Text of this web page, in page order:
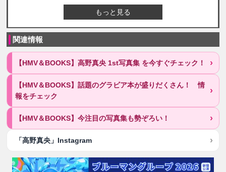
もっと見る
関連情報
【HMV＆BOOKS】高野真央 1st写真集 を今すぐチェック！
【HMV＆BOOKS】話題のグラビア本が盛りだくさん！ 情
報をチェック
【HMV＆BOOKS】今注目の写真集も勢ぞろい！
「高野真央」Instagram